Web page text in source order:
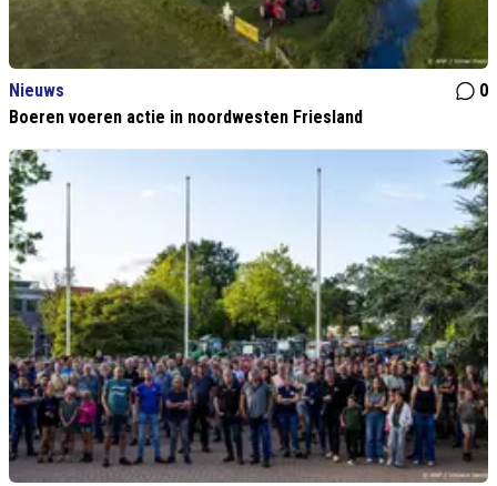
Nieuws
0
Boeren voeren actie in noordwesten Friesland